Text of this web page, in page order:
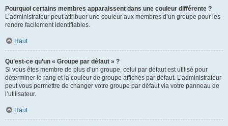
Pourquoi certains membres apparaissent dans une couleur différente ?
L’administrateur peut attribuer une couleur aux membres d’un groupe pour les
rendre facilement identifiables.
Haut
Qu’est-ce qu’un « Groupe par défaut » ?
Si vous êtes membre de plus d’un groupe, celui par défaut est utilisé pour
déterminer le rang et la couleur de groupe affichés par défaut. L’administrateur
peut vous permettre de changer votre groupe par défaut via votre panneau de
l’utilisateur.
Haut